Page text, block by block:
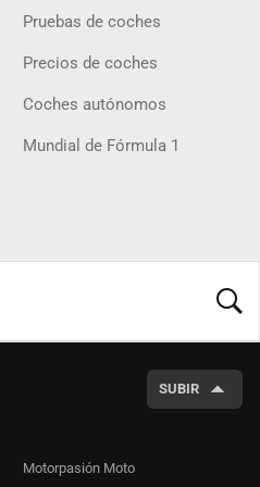
Pruebas de coches
Precios de coches
Coches autónomos
Mundial de Fórmula 1
SUBIR
Motorpasión Moto